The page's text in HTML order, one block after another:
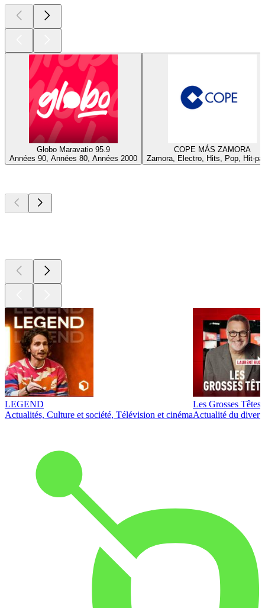
Globo Maravatio 95.9
Années 90, Années 80, Années 2000
COPE MÁS ZAMORA
Zamora, Electro, Hits, Pop, Hit-
LEGEND
Actualités, Culture et société, Télévision et cinéma
Les Grosses Têtes
Actualité du